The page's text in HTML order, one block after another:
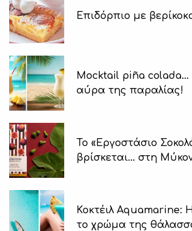
Επιδόρπιο με
Μocktail piña colada…
αύρα της παραλίας!
Το «Εργοστάσιο
βρίσκεται… στη
Κοκτέιλ Aquamarine:
το χρώμα της